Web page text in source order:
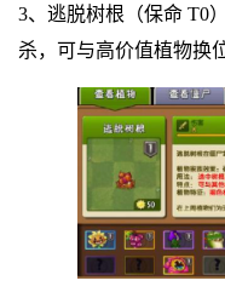
3、逃脱树根（保命 T0
杀，可与高价值植物换